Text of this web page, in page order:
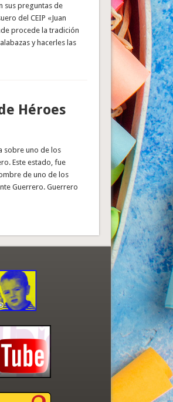
sus preguntas de
del CEIP «Juan
procede la tradición
y hacerles las
Héroes
sobre uno de los
Este estado, fue
de uno de los
Guerrero. Guerrero